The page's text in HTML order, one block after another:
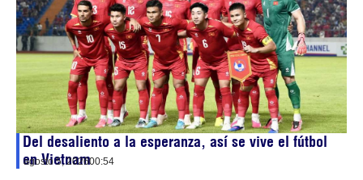
Del desaliento a la esperanza, así se vive el fútbol
en Vietnam
agosto 5, 202600:54